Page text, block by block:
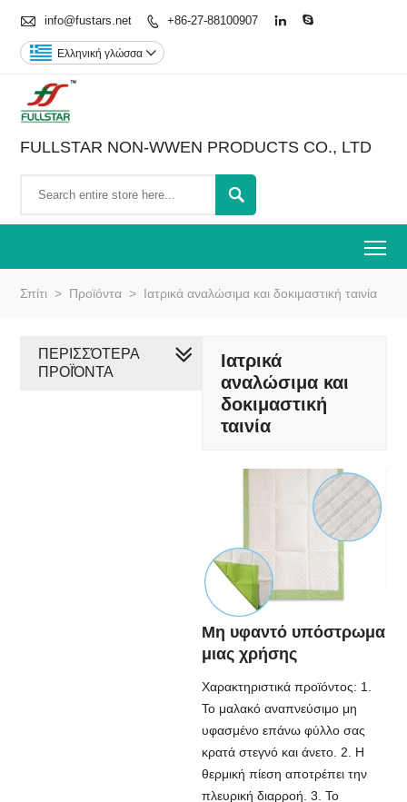
 info@fustars.net  +86-27-88100907  
Ελληνική γλώσσα 
FULLSTAR NON-WWEN PRODUCTS CO., LTD

Σπίτι > Προϊόντα > Ιατρικά αναλώσιμα και δοκιμαστική ταινία
Ιατρικά
αναλώσιμα και
δοκιμαστική
ταινία
Μη υφαντό υπόστρωμα
μιας χρήσης
Χαρακτηριστικά προϊόντος: 1.
Το μαλακό αναπνεύσιμο μη
υφασμένο επάνω φύλλο σας
κρατά στεγνό και άνετο. 2. Η
θερμική πίεση αποτρέπει την
πλευρική διαρροή. 3. Το
ΠΕΡΙΣΣΌΤΕΡΑ
ΠΡΟΪΌΝΤΑ